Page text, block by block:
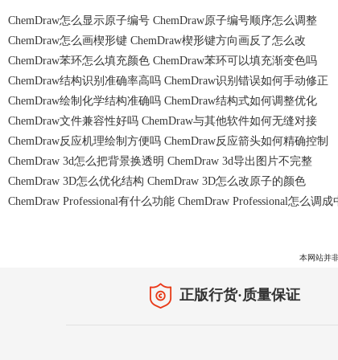
ChemDraw怎么显示原子编号 ChemDraw原子编号顺序怎么调整
ChemDraw怎么画楔形键 ChemDraw楔形键方向画反了怎么改
ChemDraw苯环怎么填充颜色 ChemDraw苯环可以填充渐变色吗
ChemDraw结构识别准确率高吗 ChemDraw识别错误如何手动修正
ChemDraw绘制化学结构准确吗 ChemDraw结构式如何调整优化
ChemDraw文件兼容性好吗 ChemDraw与其他软件如何无缝对接
ChemDraw反应机理绘制方便吗 ChemDraw反应箭头如何精确控制
ChemDraw 3d怎么把背景换透明 ChemDraw 3d导出图片不完整
ChemDraw 3D怎么优化结构 ChemDraw 3D怎么改原子的颜色
ChemDraw Professional有什么功能 ChemDraw Professional怎么调成
本网站并
正版行货·质量保证